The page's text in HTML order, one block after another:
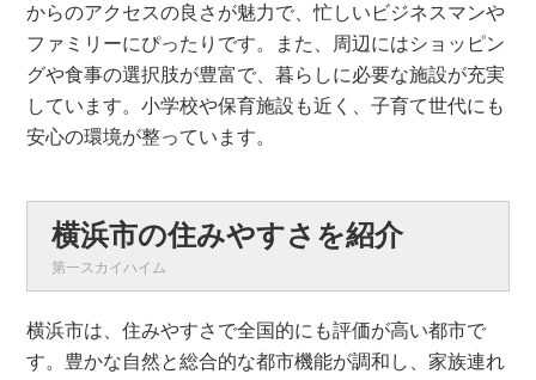
からのアクセスの良さが魅力で、忙しいビジネスマンや
ファミリーにぴったりです。また、周辺にはショッピン
グや食事の選択肢が豊富で、暮らしに必要な施設が充実
しています。小学校や保育施設も近く、子育て世代にも
安心の環境が整っています。
横浜市の住みやすさを紹介
第一スカイハイム
横浜市は、住みやすさで全国的にも評価が高い都市で
す。豊かな自然と総合的な都市機能が調和し、家族連れ